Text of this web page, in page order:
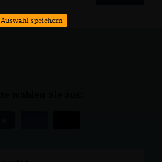
Auswahl speichern